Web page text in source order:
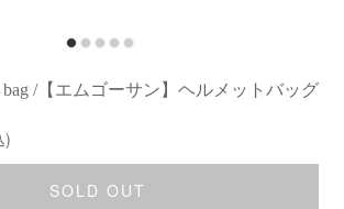
bag /【エムゴーサン】ヘルメットバッグ
)
SOLD OUT